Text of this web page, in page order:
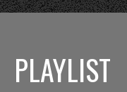
PLAYLIST